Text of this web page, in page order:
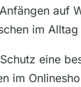
im
eine
im